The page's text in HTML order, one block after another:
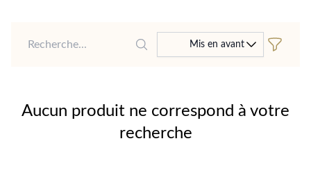
RechercheMis en avant
Aucun produit ne correspond à votre
recherche